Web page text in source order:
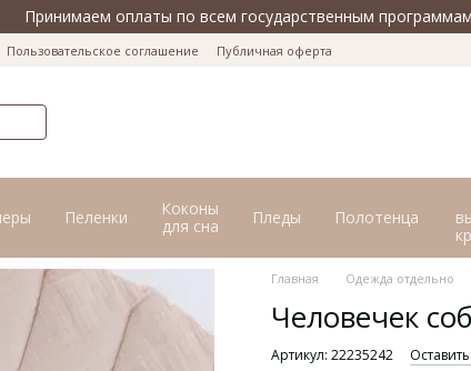
Принимаем оплаты по всем государственным программам
Пользовательское соглашение Публичная оферта
Пеленки
Коконы
для сна
Пледы Полотенца
Главная Одежда отдельно
Человечек
Артикул: 22235242